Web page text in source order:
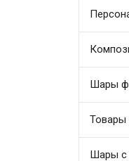
Шары
Товары
Шары с